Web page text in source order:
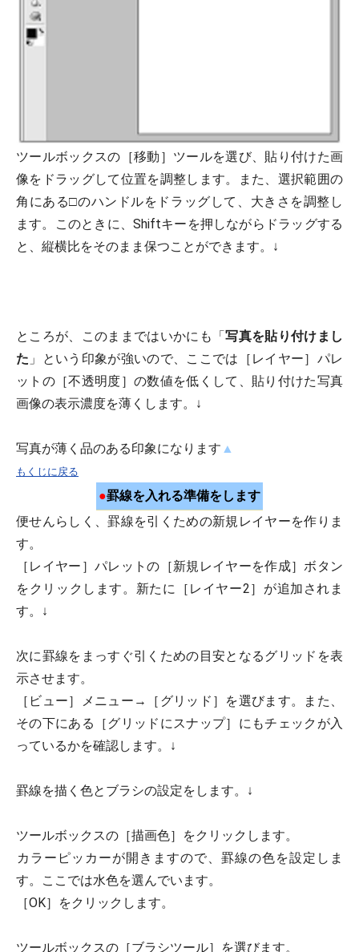
ツールボックスの［移動］ツールを選び、貼り付けた画
像をドラッグして位置を調整します。また、選択範囲の
角にある□のハンドルをドラッグして、大きさを調整し
ます。このときに、Shiftキーを押しながらドラッグする
と、縦横比をそのまま保つことができます。↓
ところが、このままではいかにも「写真を貼り付けまし
た 」という印象が強いので、ここでは［レイヤー］パレ
ットの［不透明度］の数値を低くして、貼り付けた写真
画像の表示濃度を薄くします。↓
写真が薄く品のある印象になります ▲
もくじに戻る
●罫線を入れる準備をします
便せんらしく、罫線を引くための新規レイヤーを作りま
す。
［レイヤー］パレットの［新規レイヤーを作成］ボタン
をクリックします。新たに［レイヤー2］が追加されま
す。↓
次に罫線をまっすぐ引くための目安となるグリッドを表
示させます。
［ビュー］メニュー→［グリッド］を選びます。また、
その下にある［グリッドにスナップ］にもチェックが入
っているかを確認します。↓
罫線を描く色とブラシの設定をします。↓
ツールボックスの［描画色］をクリックします。
カラーピッカーが開きますので、罫線の色を設定しま
す。ここでは水色を選んでいます。
［OK］をクリックします。
ツールボックスの［ブラシツール］を選びます。